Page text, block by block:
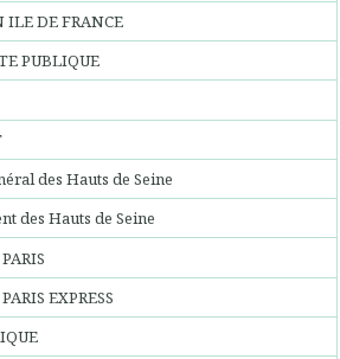
ILE DE FRANCE
PUBLIQUE
des Hauts de Seine
des Hauts de Seine
EXPRESS